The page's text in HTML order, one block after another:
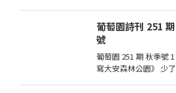
Starring Joe Bird
葡萄園詩刊 251
號
葡萄園 251 期 秋季號 1 《詩
寫大安森林公園》 少了喧